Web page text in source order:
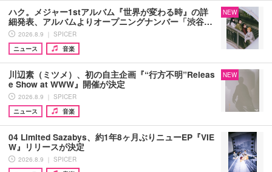
ハク。メジャー1stアルバム『世界が変わる時』の詳
細発表、アルバムよりオープニングナンバー「渋谷…
2026.8.9 ｜ SPICER
ニュース
音楽
NEW
川辺素（ミツメ）、初の自主企画『“行方不明”Releas
e Show at WWW』開催が決定
2026.8.9 ｜ SPICER
ニュース
音楽
NEW
04 Limited Sazabys、約1年8ヶ月ぶりニューEP『VIE
W』リリースが決定
2026.8.9 ｜ SPICER